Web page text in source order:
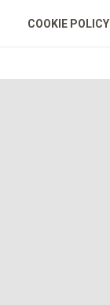
COOKIE POLICY